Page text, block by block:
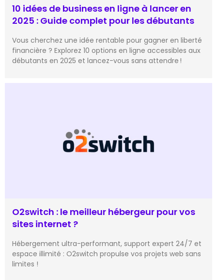
10 idées de business en ligne à lancer en
2025 : Guide complet pour les débutants
Vous cherchez une idée rentable pour gagner en liberté
financière ? Explorez 10 options en ligne accessibles aux
débutants en 2025 et lancez-vous sans attendre !
O2switch : le meilleur hébergeur pour vos
sites internet ?
Hébergement ultra-performant, support expert 24/7 et
espace illimité : O2switch propulse vos projets web sans
limites !